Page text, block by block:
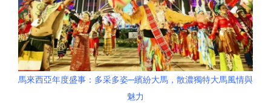
馬來西亞年度盛事：多采多姿─繽紛大馬，散濃獨特大馬風情與
魅力